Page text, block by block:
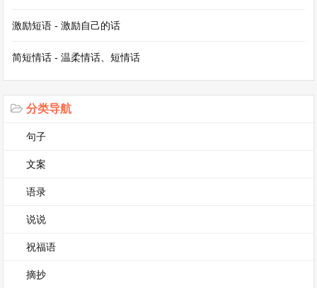
高考作文题第3篇
高考作文题
须直面的一道独特风景。它不仅仅是一个简单的题
目，更像是一把衡量学生多年语文素养、思维能力
从历年的高考作文题来看，其类型丰富多样。有的
题目紧扣时代脉搏，像是一面镜子，反映着当下社
会的热点现象。例如，在社会大力倡导创新发展的
激励短语 - 激励自己的话
简短情话 - 温柔情话、短情话
分类导航
句子
文案
语录
说说
祝福语
摘抄